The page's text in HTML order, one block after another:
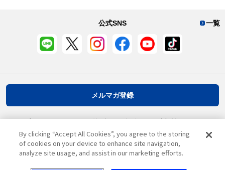
一覧
公式SNS
メルマガ登録
By clicking “Accept All Cookies”, you agree to the storing
of cookies on your device to enhance site navigation,
analyze site usage, and assist in our marketing efforts.